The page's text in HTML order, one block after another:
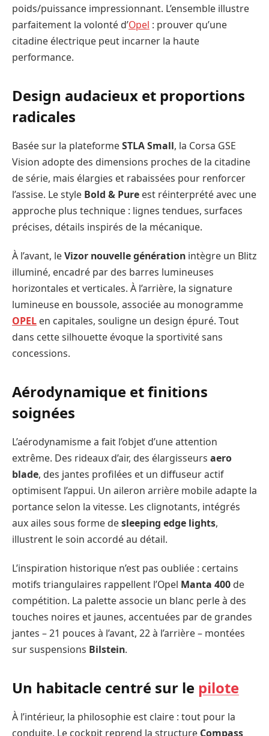
poids/puissance impressionnant. L’ensemble illustre
parfaitement la volonté d’Opel : prouver qu’une
citadine électrique peut incarner la haute
performance.
Design audacieux et proportions
radicales
Basée sur la plateformeSTLA Small, la Corsa GSE
Vision adopte des dimensions proches de la citadine
de série, mais élargies et rabaissées pour renforcer
l’assise. Le style Bold & Pure est réinterprété avec une
approche plus technique : lignes tendues, surfaces
précises, détails inspirés de la mécanique.
À l’avant, leVizor nouvelle génération intègre un Blitz
illuminé, encadré par des barres lumineuses
horizontales et verticales. À l’arrière, la signature
lumineuse en boussole, associée au monogramme
OPEL en capitales, souligne un design épuré. Tout
dans cette silhouette évoque la sportivité sans
concessions.
Aérodynamique et finitions
soignées
L’aérodynamisme a fait l’objet d’une attention
extrême. Des rideaux d’air, des élargisseurs aero
blade, des jantes profilées et un diffuseur actif
optimisent l’appui. Un aileron arrière mobile adapte la
portance selon la vitesse. Les clignotants, intégrés
aux ailes sous forme desleeping edge lights,
illustrent le soin accordé au détail.
L’inspiration historique n’est pas oubliée : certains
motifs triangulaires rappellent l’Opel Manta 400 de
compétition. La palette associe un blanc perle à des
touches noires et jaunes, accentuées par de grandes
jantes – 21 pouces à l’avant, 22 à l’arrière – montées
sur suspensions Bilstein.
Un habitacle centré sur le pilote
À l’intérieur, la philosophie est claire : tout pour la
conduite. Le cockpit reprend la structure Compass